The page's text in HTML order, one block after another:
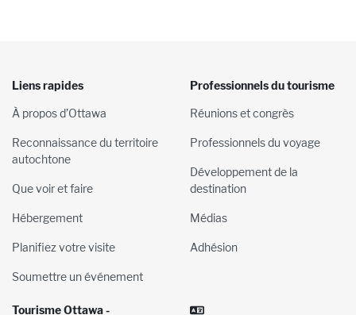
Liens rapides
À propos d’Ottawa
Reconnaissance du territoire
autochtone
Que voir et faire
Hébergement
Planifiez votre visite
Soumettre un événement
Professionnels du tourisme
Réunions et congrès
Professionnels du voyage
Développement de la
destination
Médias
Adhésion
Tourisme Ottawa -